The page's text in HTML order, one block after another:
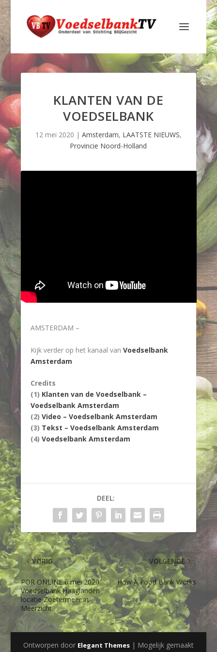
KLANTEN VAN DE
VOEDSELBANK
12 mei 2020 | Amsterdam, LAATSTE NIEUWS,
Provincie Noord-Holland
AMSTERDAM –
Kijk verder op het kanaal van Voedselbank
Amsterdam
Credits
(1) Klanten van de Voedselbank –
Voedselbank Amsterdam
(2) Video – Voedselbank Amsterdam
(3) Tekst – Voedselbank Amsterdam
(4) Voedselbank Amsterdam
DEEL:
VORIG
POR ONLINE 6 mei 2020
Voedselbank Haaglanden
locatie Zoetermeer in
Meerzicht
VOLGENDE
How A Food Bank Works
Ontworpen door Elegant Themes| Mogelijk gemaakt